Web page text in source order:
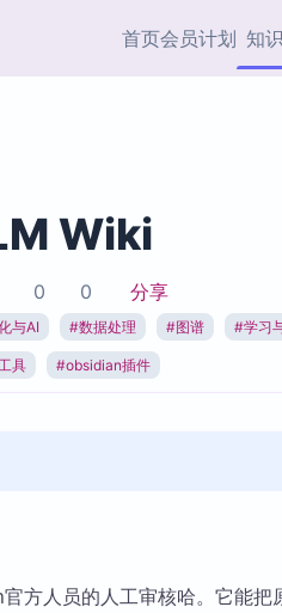
首页会员计划 知
热门链接
载
加速访问 Obsidian 官方
Zotero 插件
Wiki
0 0 分享
与AI #数据处理 #图谱 #学习
具 #obsidian插件
方人员的人工审核哈。它能把